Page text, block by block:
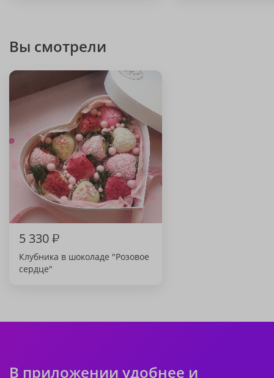
Вы смотрели
5 330₽
Клубника в шоколаде "Розовое
сердце"
В приложении удобнее и